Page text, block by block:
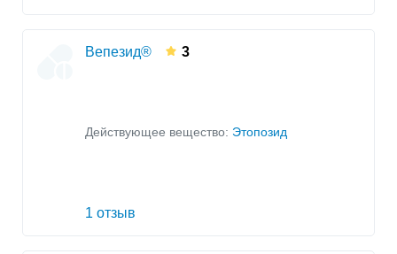
Вепезид® 3
Действующее вещество: Этопозид
1 отзыв